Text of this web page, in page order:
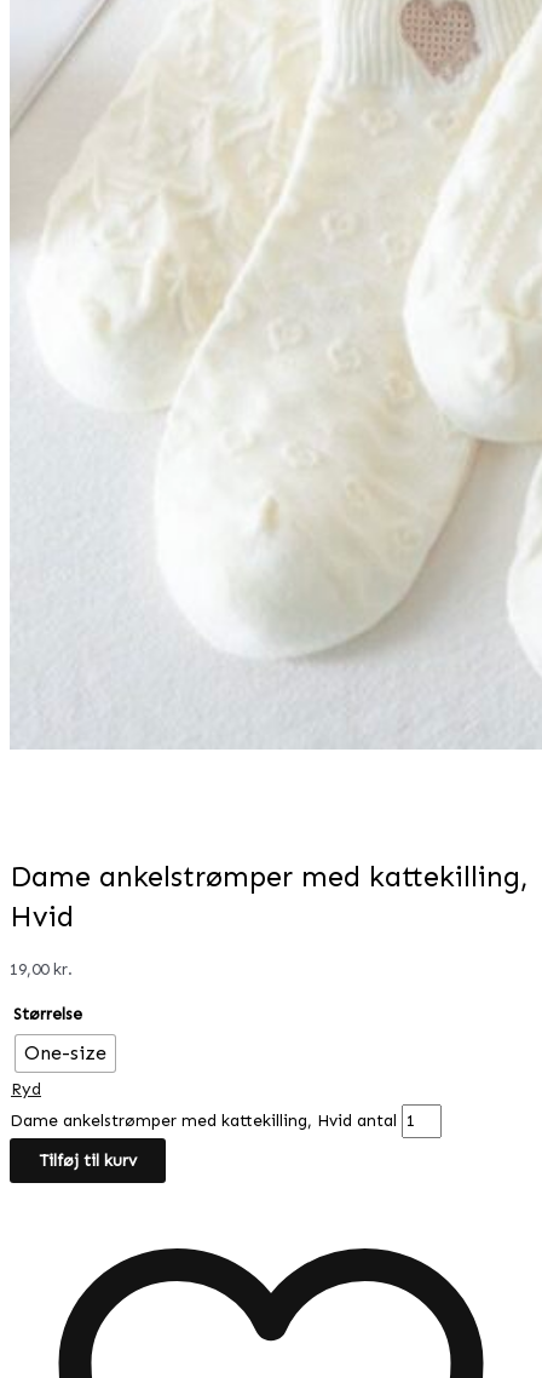
Dame ankelstrømper med kattekilling,
Hvid
19,00kr.
Størrelse
One-size
Ryd
Dame ankelstrømper med kattekilling, Hvid antal
Tilføj til kurv